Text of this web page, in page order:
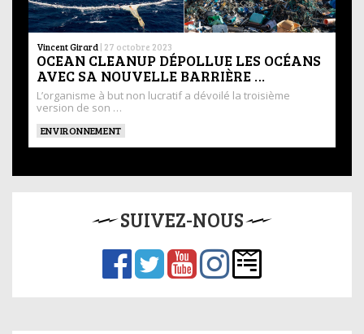
Vincent Girard | 27 octobre 2023
OCEAN CLEANUP DÉPOLLUE LES OCÉANS
AVEC SA NOUVELLE BARRIÈRE …
L’organisme à but non lucratif a dévoilé la troisième
version de son …
ENVIRONNEMENT
SUIVEZ-NOUS